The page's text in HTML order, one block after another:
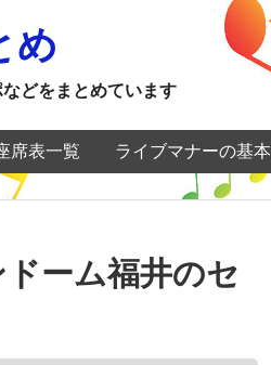
め
どをまとめています
席表一覧 ライブマナーの基本
ーム福井のセ